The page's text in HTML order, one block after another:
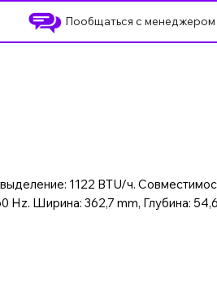
Пообщаться с менеджером
1122 BTU/ч.
Ширина: 362,7 mm, Глубина: